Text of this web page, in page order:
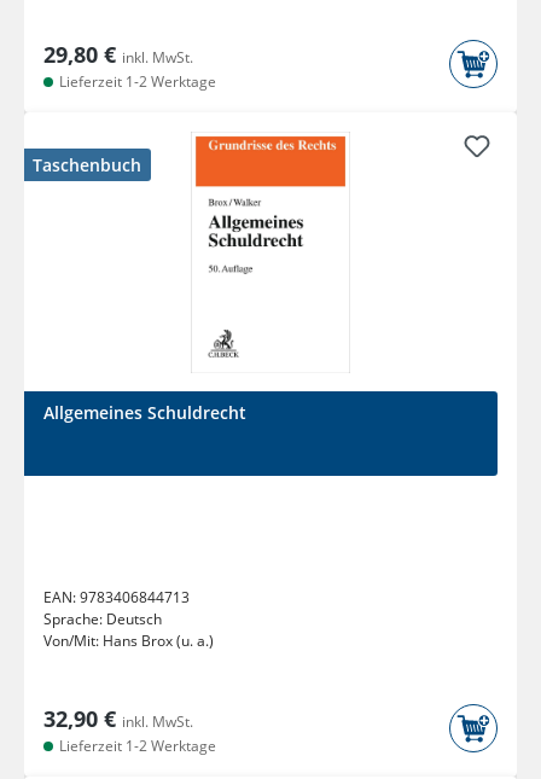
29,80 € inkl. MwSt.
Lieferzeit 1-2 Werktage
Taschenbuch
Allgemeines Schuldrecht
EAN:9783406844713
Sprache: Deutsch
Von/Mit: Hans Brox (u. a.)
32,90 € inkl. MwSt.
Lieferzeit 1-2 Werktage